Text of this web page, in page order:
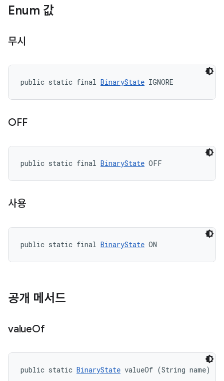
Enum 값
무시
public static final BinaryState IGNORE
OFF
public static final BinaryState OFF
사용
public static final BinaryState ON
공개 메서드
valueOf
public static BinaryState valueOf (String name)